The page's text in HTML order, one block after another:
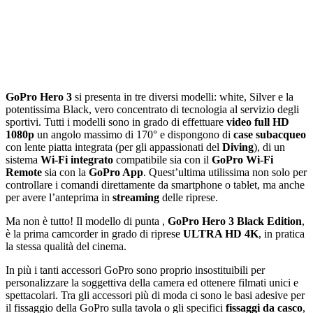
GoPro Hero 3 si presenta in tre diversi modelli: white, Silver e la
potentissima Black, vero concentrato di tecnologia al servizio degli
sportivi. Tutti i modelli sono in grado di effettuare video full HD
1080p un angolo massimo di 170° e dispongono di case subacqueo
con lente piatta integrata (per gli appassionati del Diving), di un
sistema Wi-Fi integrato compatibile sia con il GoPro Wi-Fi
Remote sia con la GoPro App. Quest’ultima utilissima non solo per
controllare i comandi direttamente da smartphone o tablet, ma anche
per avere l’anteprima in streaming delle riprese.
Ma non è tutto! Il modello di punta , GoPro Hero 3 Black Edition,
è la prima camcorder in grado di riprese ULTRA HD 4K, in pratica
la stessa qualità del cinema.
In più i tanti accessori GoPro sono proprio insostituibili per
personalizzare la soggettiva della camera ed ottenere filmati unici e
spettacolari. Tra gli accessori più di moda ci sono le basi adesive per
il fissaggio della GoPro sulla tavola o gli specifici fissaggi da casco,